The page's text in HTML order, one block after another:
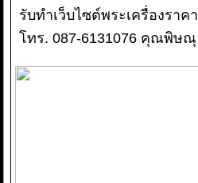
รับทำเว็บไซต์พระเครื่องราคา
โทร. 087-6131076 คุณพิษณุ